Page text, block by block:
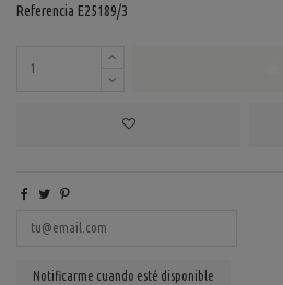
Referencia E25189/3